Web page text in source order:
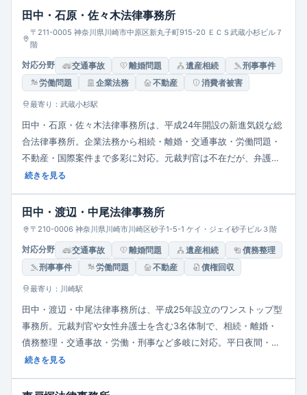
田中・石原・佐々木法律事務所
〒211-0005 神奈川県川崎市中原区新丸子町915-20 ＥＣＳ武蔵小杉ビル７
階
対応分野 交通事故 離婚問題 遺産相続
刑事事件
労働問題
企業法務 不動産 消費者被害
最寄り：武蔵小杉駅
田中・石原・佐々木法律事務所は、平成24年開設の新進気鋭な総
合法律事務所。企業法務から相続・離婚・交通事故・労働問題・
不動産・国際案件まで多彩に対応。元裁判官は不在だが、弁護士
3〜4名が迅速・誠意あるリーガルサービスを提供し、顧問契約や
続きを見る
田中・渡辺・中尾法律事務所
〒210-0006 神奈川県川崎市川崎区砂子1-5-1 ケイ・ジェイ砂子ビル３階
対応分野 交通事故 離婚問題 遺産相続
債務整理
刑事事件
労働問題 不動産 債権回収
最寄り：川崎駅
田中・渡辺・中尾法律事務所は、平成25年設立のワンストップ型
事務所。元裁判官や女性弁護士を含む3名体制で、相続・離婚・
債務整理・交通事故・労働・刑事など多岐に対応。平日夜間・休
日相談可、完全個室・ホワイトボード使用による説明スタイル、
サポートを提供しています。
続きを見る